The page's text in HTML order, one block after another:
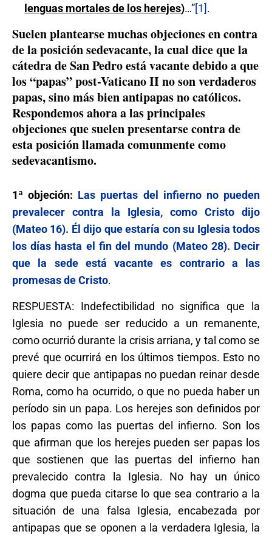
lenguas mortales de los herejes)…”[1].
Suelen plantearse muchas objeciones en contra
de la posición sedevacante, la cual dice que la
cátedra de San Pedro está vacante debido a que
los “papas” post-Vaticano II no son verdaderos
papas, sino más bien antipapas no católicos.
Respondemos ahora a las principales
objeciones que suelen presentarse contra de
esta posición llamada comunmente como
sedevacantismo.
1ª objeción: Las puertas del infierno no pueden
prevalecer contra la Iglesia, como Cristo dijo
(Mateo 16). Él dijo que estaría con su Iglesia todos
los días hasta el fin del mundo (Mateo 28). Decir
que la sede está vacante es contrario a las
promesas de Cristo.
RESPUESTA: Indefectibilidad no significa que la
Iglesia no puede ser reducido a un remanente,
como ocurrió durante la crisis arriana, y tal como se
prevé que ocurrirá en los últimos tiempos. Esto no
quiere decir que antipapas no puedan reinar desde
Roma, como ha ocurrido, o que no pueda haber un
período sin un papa. Los herejes son definidos por
los papas como las puertas del infierno. Son los
que afirman que los herejes pueden ser papas los
que sostienen que las puertas del infierno han
prevalecido contra la Iglesia. No hay un único
dogma que pueda citarse lo que sea contrario a la
situación de una falsa Iglesia, encabezada por
antipapas que se oponen a la verdadera Iglesia, la